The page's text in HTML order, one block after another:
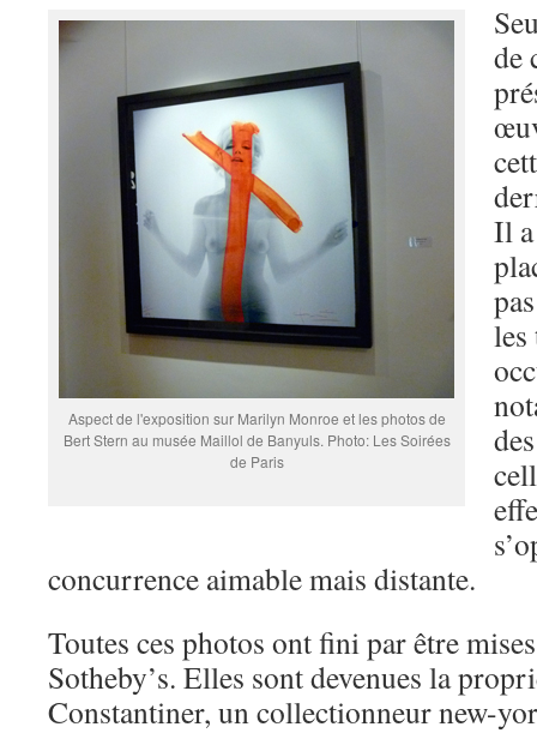
Aspect de l'exposition sur Marilyn Monroe et les photos de
Bert Stern au musée Maillol de Banyuls. Photo: Les Soirées
de Paris
de
Il
les
concurrence aimable mais distante.
Toutes ces photos ont fini par être
Sotheby’s. Elles sont devenues la
Constantiner, un collectionneur new-